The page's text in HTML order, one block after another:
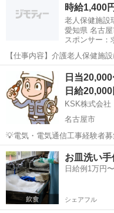
は、製造・物流分...時給1,400
老人保健施設
愛知県 名古屋
スポンサー：
【仕事内容】介護老人保健施
更範囲なし 転勤の可能性なし
上限なし) 【経験・資格】<応
実務経験1年以上ある方 年...
アルバイト・パート
日給20,000
KSK株式会社
名古屋市
💡電気・電気通信工事経験者募集💡 ⸻ 📌 工事内容 ・一
ビル内電気工事 ・道路・建物
愛知 名古屋市 その他
お皿洗い
日給例1万円
シェアフル